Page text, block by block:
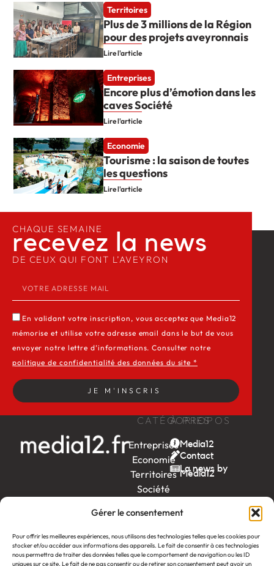
Gérer le consentement
Pour offrir les meilleures expériences, nous utilisons des technologies telles que les cookies pour
stocker et/ou accéder aux informations des appareils. Le fait de consentir à ces technologies
nous permettra de traiter des données telles que le comportement de navigation ou les ID
uniques sur ce site. Le fait de ne pas consentir ou de retirer son consentement peut avoir un
Territoires
Plus de 3 millions de la Région
pour des projets aveyronnais
Lire l'article
Entreprises
Encore plus d’émotion dans les
caves Société
Lire l'article
Economie
Tourisme : la saison de toutes
les questions
Lire l'article
CATÉGORIES
Entreprises
Economie
Territoires
Société
end
Ambition
by EDF
À PROPOS
Media12
Contact
La news by
Média12
CHAQUE SEMAINE
recevez la news​
DE CEUX QUI FONT L’AVEYRON
En validant votre inscription, vous acceptez que Media12
mémorise et utilise votre adresse email dans le but de vous
envoyer notre lettre d’informations. Consulter notre
politique de confidentialité des données du site *
JE M'INSCRIS